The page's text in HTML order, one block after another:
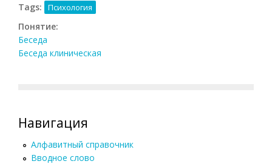
Tags: Психология
Понятие:
Беседа
Беседа клиническая
Навигация
Алфавитный справочник
Вводное слово